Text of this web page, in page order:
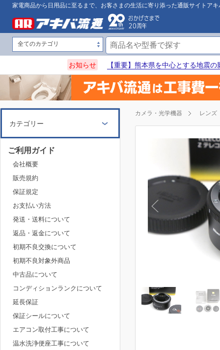
家電商品から日用品に至るまで、お客さまの生活に寄り添った通販サイトアキ
お知らせ 【重要】熊本県を中心とする地震
カメラ・光学機器 レンズ
カテゴリー
ご利用ガイド
会社概要
販売規約
保証規定
お支払い方法
発送・送料について
返品・返金について
初期不良交換について
初期不良対象外商品
中古品について
コンディションランクについて
延長保証
保証シールについて
エアコン取付工事について
温水洗浄便座工事について